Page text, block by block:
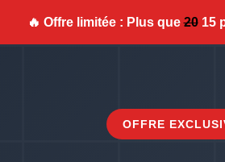
🔥 Offre limitée : Plus que2015
OFFRE